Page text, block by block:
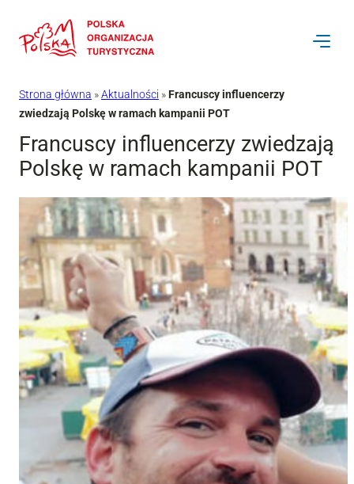
do
Strona główna »Aktualności »Francuscy influencerzy
zwiedzają Polskę w ramach kampanii POT
Francuscy influencerzy zwiedzają
Polskę w ramach kampanii POT